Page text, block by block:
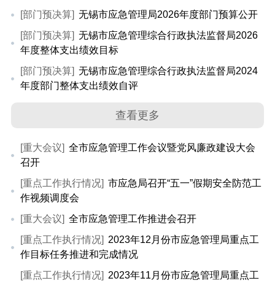
[部门预决算] 无锡市应急管理局2026年度部门预算公开
[部门预决算] 无锡市应急管理综合行政执法监督局2026
年度整体支出绩效目标
[部门预决算] 无锡市应急管理综合行政执法监督局2024
年度部门整体支出绩效自评
查看更多
[重大会议] 全市应急管理工作会议暨党风廉政建设大会
召开
[重点工作执行情况] 市应急局召开“五一”假期安全防范工
作视频调度会
[重大会议] 全市应急管理工作推进会召开
[重点工作执行情况] 2023年12月份市应急管理局重点工
作目标任务推进和完成情况
[重点工作执行情况] 2023年11月份市应急管理局重点工